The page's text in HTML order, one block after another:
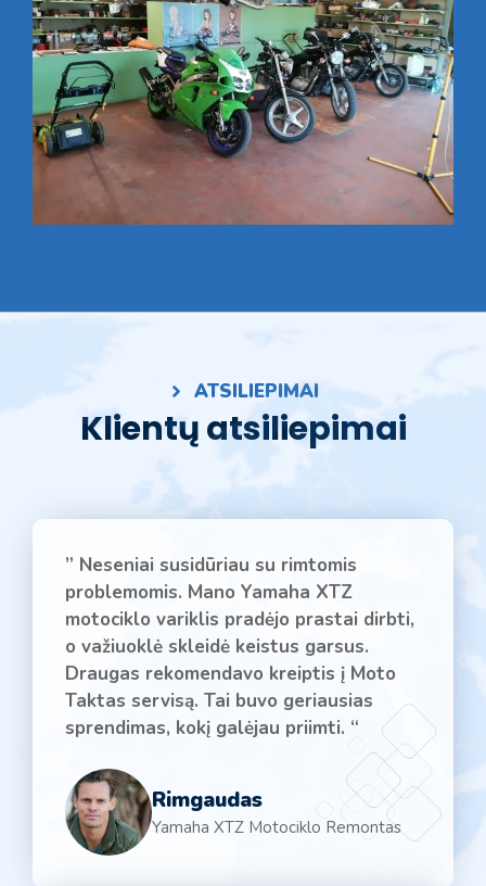
ATSILIEPIMAI
Klientų atsiliepimai
” Neseniai susidūriau su rimtomis
problemomis. Mano Yamaha XTZ
motociklo variklis pradėjo prastai dirbti,
o važiuoklė skleidė keistus garsus.
Draugas rekomendavo kreiptis į Moto
Taktas servisą. Tai buvo geriausias
sprendimas, kokį galėjau priimti. “
Rimgaudas
Yamaha XTZ Motociklo Remontas